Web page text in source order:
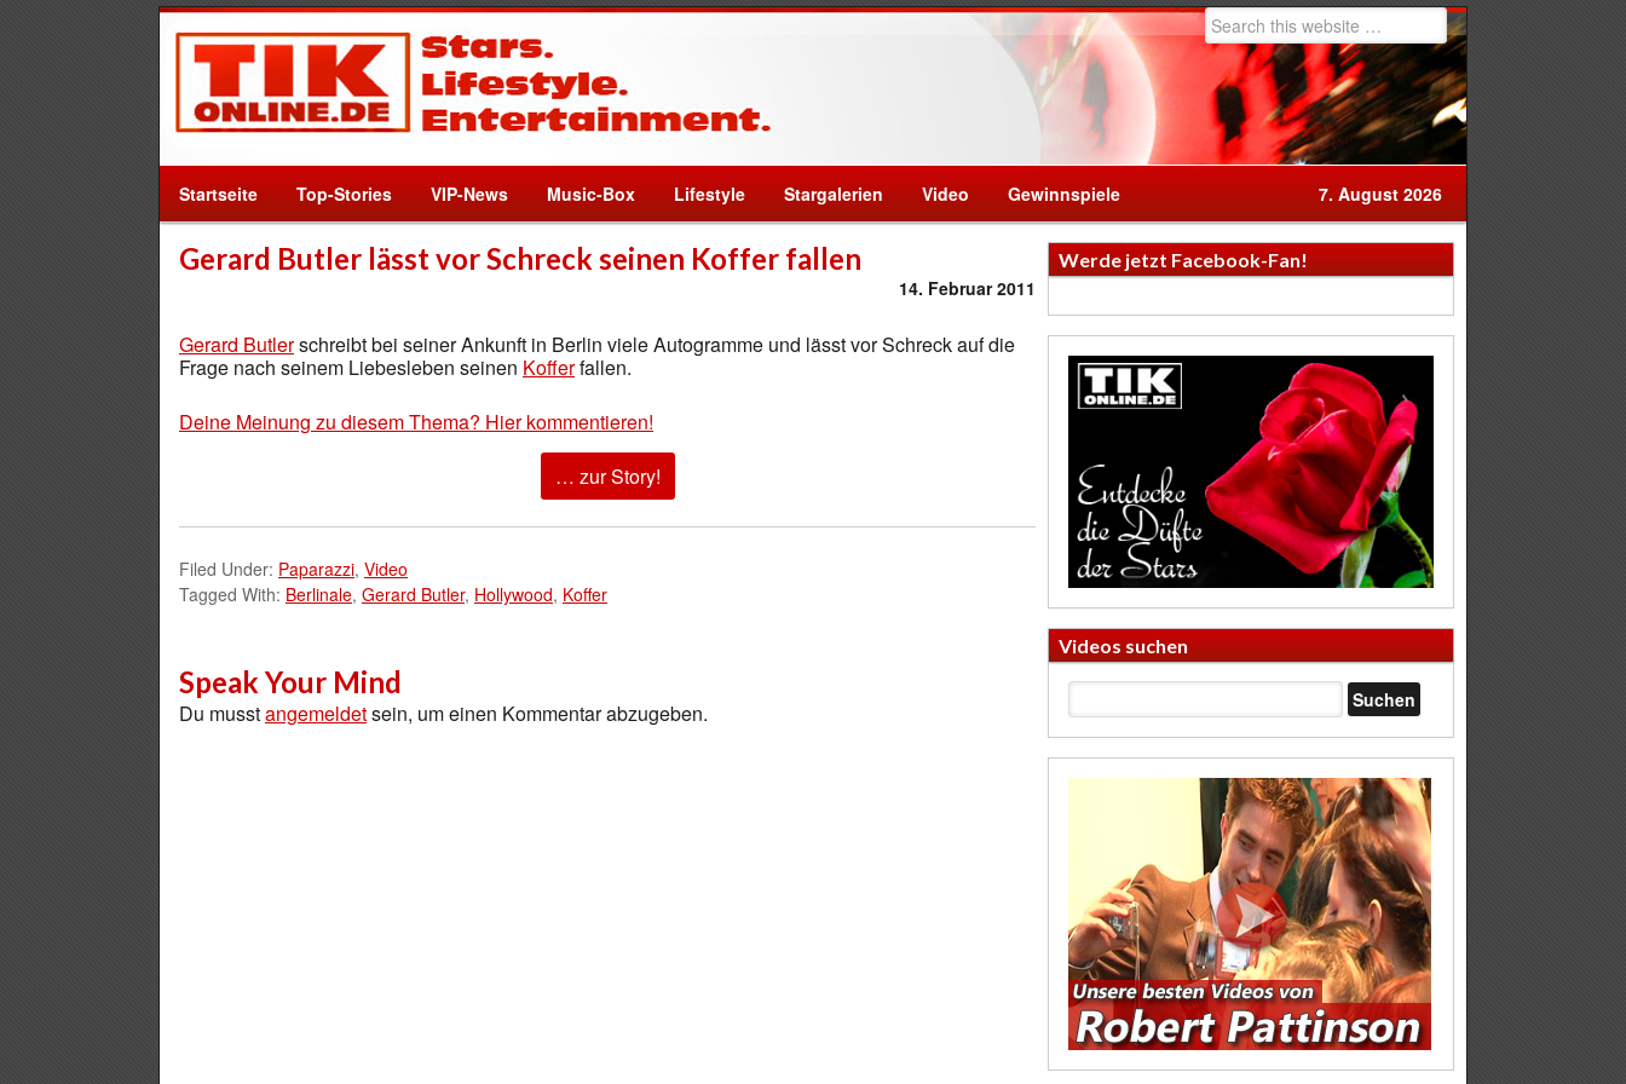
Startseite Top-Stories VIP-News Music-Box Lifestyle Stargalerien Video Gewinnspiele 7. August 2026
Gerard Butler lässt vor Schreck seinen Koffer fallen
14. Februar 2011
Gerard Butlerschreibt bei seiner Ankunft in Berlin viele Autogramme und lässt vor Schreck auf die
Frage nach seinem Liebesleben seinen Kofferfallen.
Deine Meinung zu diesem Thema? Hier kommentieren!
… zur Story!
Filed Under: Paparazzi, Video
Tagged With: Berlinale, Gerard Butler, Hollywood, Koffer
Speak Your Mind
Du musstangemeldetsein, um einen Kommentar abzugeben.
Werde jetzt Facebook-Fan!
Videos suchen